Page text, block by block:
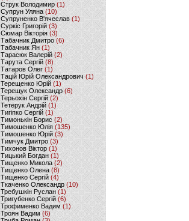
Струк Володимир (1)
Супрун Уляна (10)
Супруненко В'ячеслав (1)
Суркіс Григорій (3)
Сюмар Вікторія (3)
Табачник Дмитро (6)
Табачник Ян(1)
Тарасюк Валерій (2)
Тарута Сергій (8)
Татаров Олег(1)
Тацій Юрій Олександрович(1)
Терещенко Юрій(1)
Терещук Олександр(6)
Терьохін Сергій (2)
Тетерук Андрій (1)
Тигіпко Сергій(1)
Тимонькін Борис (2)
Тимошенко Юлія (135)
Тимошенко Юрій(3)
Тимчук Дмитро (3)
Тихонов Віктор (1)
Тицький Богдан (1)
Тищенко Микола (2)
Тищенко Олена (8)
Тищенко Сергій (4)
Ткаченко Олександр (10)
Требушкін Руслан (1)
Тригубенко Сергій(6)
Трофименко Вадим (1)
Троян Вадим (6)